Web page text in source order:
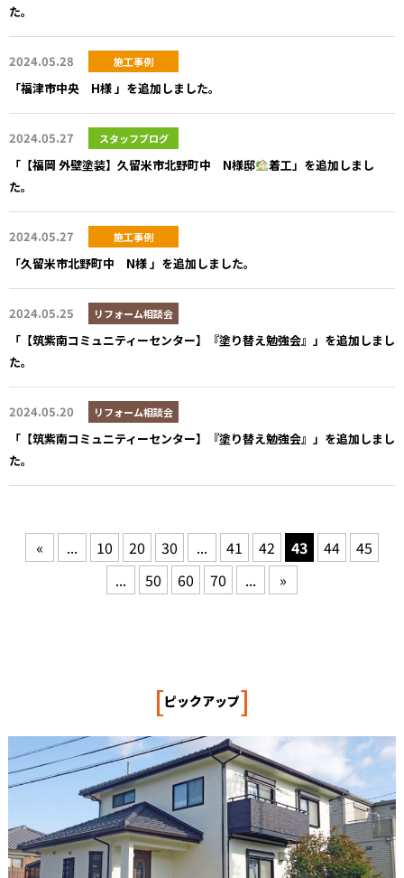
た。
2024.05.28 施工事例
「福津市中央 H様 」を追加しました。
2024.05.27 スタッフブログ
「【福岡 外壁塗装】久留米市北野町中 N様邸
着工」を追加しまし
た。
2024.05.27 施工事例
「久留米市北野町中 N様 」を追加しました。
2024.05.25 リフォーム相談会
「【筑紫南コミュニティーセンター】『塗り替え勉強会』」を追加しまし
た。
2024.05.20 リフォーム相談会
「【筑紫南コミュニティーセンター】『塗り替え勉強会』」を追加しまし
た。
« ... 10 20 30 ... 41 42 43 44
45
...
50 60 70 ... »
[ピックアップ]